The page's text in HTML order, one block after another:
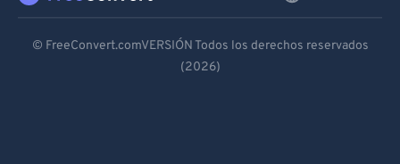
Español
© FreeConvert.comVERSIÓN Todos los derechos reservados
(2026)